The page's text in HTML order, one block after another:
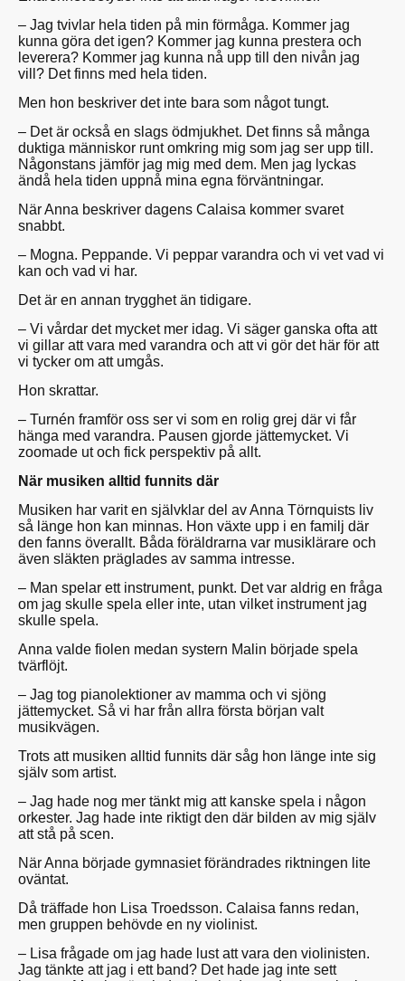
– Jag tvivlar hela tiden på min förmåga. Kommer jag
kunna göra det igen? Kommer jag kunna prestera och
leverera? Kommer jag kunna nå upp till den nivån jag
vill? Det finns med hela tiden.
Men hon beskriver det inte bara som något tungt.
– Det är också en slags ödmjukhet. Det finns så många
duktiga människor runt omkring mig som jag ser upp till.
Någonstans jämför jag mig med dem. Men jag lyckas
ändå hela tiden uppnå mina egna förväntningar.
När Anna beskriver dagens Calaisa kommer svaret
snabbt.
– Mogna. Peppande. Vi peppar varandra och vi vet vad vi
kan och vad vi har.
Det är en annan trygghet än tidigare.
– Vi vårdar det mycket mer idag. Vi säger ganska ofta att
vi gillar att vara med varandra och att vi gör det här för att
vi tycker om att umgås.
Hon skrattar.
– Turnén framför oss ser vi som en rolig grej där vi får
hänga med varandra. Pausen gjorde jättemycket. Vi
zoomade ut och fick perspektiv på allt.
När musiken alltid funnits där
Musiken har varit en självklar del av Anna Törnquists liv
så länge hon kan minnas. Hon växte upp i en familj där
den fanns överallt. Båda föräldrarna var musiklärare och
även släkten präglades av samma intresse.
– Man spelar ett instrument, punkt. Det var aldrig en fråga
om jag skulle spela eller inte, utan vilket instrument jag
skulle spela.
Anna valde fiolen medan systern Malin började spela
tvärflöjt.
– Jag tog pianolektioner av mamma och vi sjöng
jättemycket. Så vi har från allra första början valt
musikvägen.
Trots att musiken alltid funnits där såg hon länge inte sig
själv som artist.
– Jag hade nog mer tänkt mig att kanske spela i någon
orkester. Jag hade inte riktigt den där bilden av mig själv
att stå på scen.
När Anna började gymnasiet förändrades riktningen lite
oväntat.
Då träffade hon Lisa Troedsson. Calaisa fanns redan,
men gruppen behövde en ny violinist.
– Lisa frågade om jag hade lust att vara den violinisten.
Jag tänkte att jag i ett band? Det hade jag inte sett